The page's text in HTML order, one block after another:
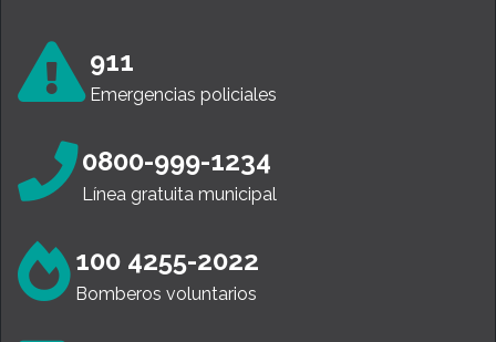
911
Emergencias policiales
0800-999-1234
Línea gratuita municipal
100 4255-2022
Bomberos voluntarios